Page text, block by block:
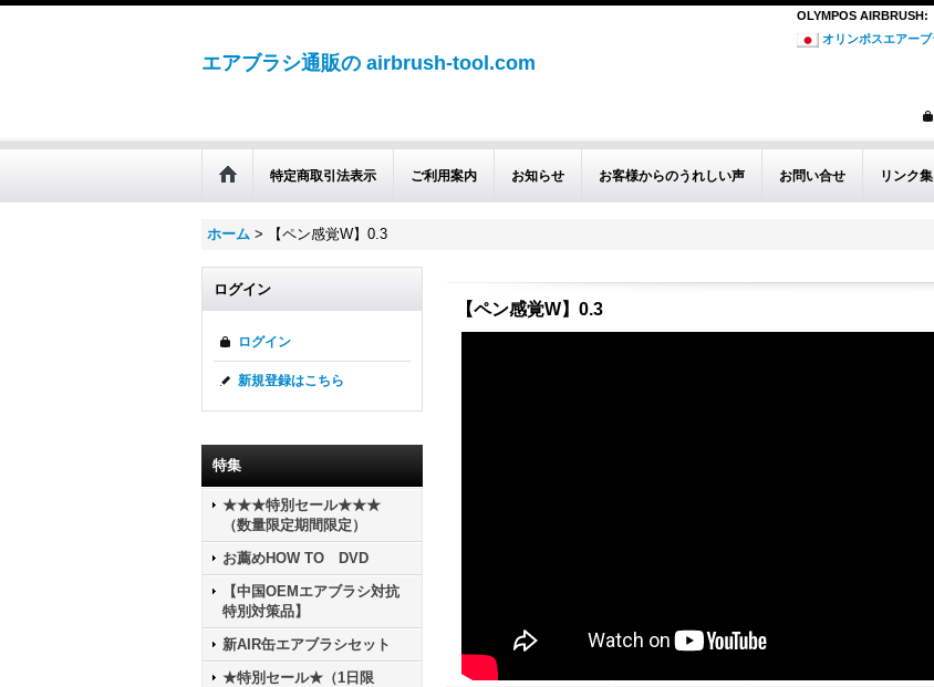
OLYMPOS AIRBRUSH:
オリンポスエアー
エアブラシ通販の airbrush-tool.com
特定商取引法表示 ご利用案内 お知らせ お客様からのうれしい声 お問い合せ リンク集
ホーム > 【ペン感覚W】0.3
ログイン
ログイン
新規登録はこちら
特集
★★★特別セール★★★
（数量限定期間限定）
お薦めHOW TO DVD
【中国OEMエアブラシ対抗
特別対策品】
新AIR缶エアブラシセット
★特別セール★（1日限
【ペン感覚W】0.3